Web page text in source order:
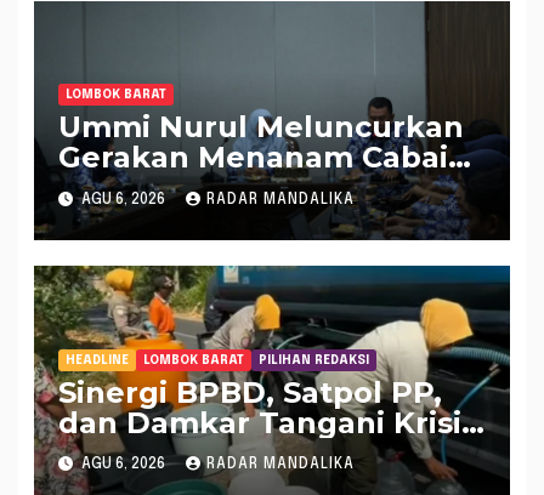
LOMBOK BARAT
Ummi Nurul Meluncurkan
Gerakan Menanam Cabai
Tangani Inflasi
AGU 6, 2026 RADAR MANDALIKA
HEADLINE LOMBOK BARAT PILIHAN REDAKSI
Sinergi BPBD, Satpol PP,
dan Damkar Tangani Krisis
Air Bersih di Lobar
AGU 6, 2026 RADAR MANDALIKA